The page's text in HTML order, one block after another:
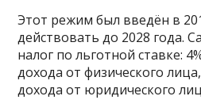
Этот режим был введён в
действовать до 2028 года.
налог по льготной ставке:
дохода от физического
дохода от юридического